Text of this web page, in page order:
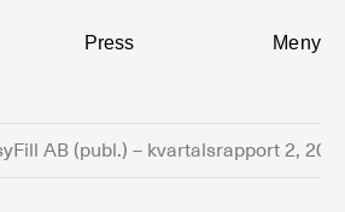
Press Meny
AB (publ.) – kvartalsrapport 2,